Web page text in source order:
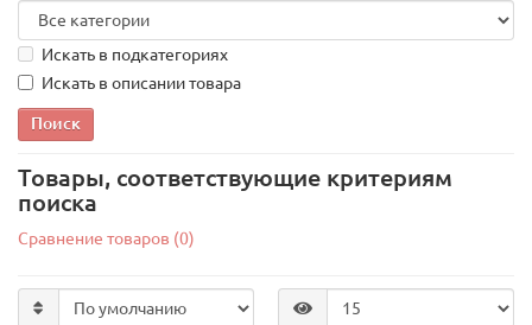
Искать в подкатегориях
Искать в описании товара
Товары, соответствующие критериям
поиска
Сравнение товаров (0)